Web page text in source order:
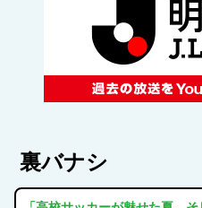
裏バナシ